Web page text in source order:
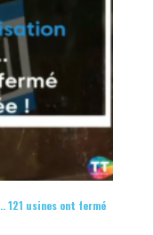
usines ont fermé